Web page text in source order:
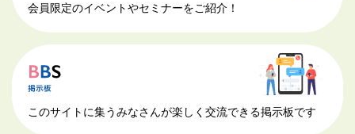
会員限定のイベントやセミナーをご紹介！
このサイトに集うみなさんが楽しく交流できる掲示板です